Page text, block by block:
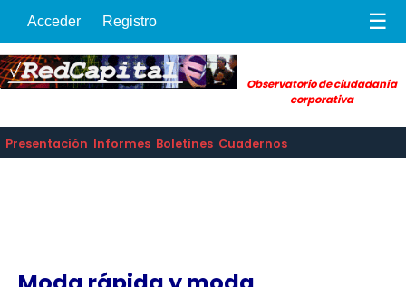
Acceder Registro ☰
Observatorio de ciudadanía
corporativa
Presentación Informes Boletines Cuadernos